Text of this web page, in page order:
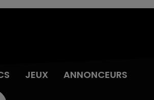
JEUX ANNONCEURS